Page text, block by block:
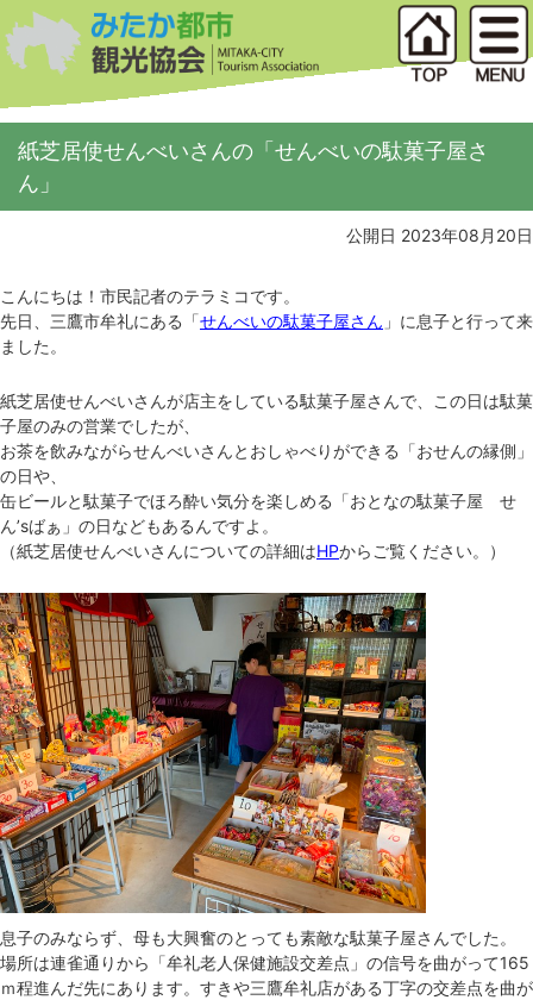
紙芝居使せんべいさんの「せんべいの駄菓子屋さ
ん」
公開日 2023年08月20日
こんにちは！市民記者のテラミコです。
先日、三鷹市牟礼にある「せんべいの駄菓子屋さん 」に息子と行って来
ました。
紙芝居使せんべいさんが店主をしている駄菓子屋さんで、この日は駄菓
子屋のみの営業でしたが、
お茶を飲みながらせんべいさんとおしゃべりができる「おせんの縁側」
の日や、
缶ビールと駄菓子でほろ酔い気分を楽しめる「おとなの駄菓子屋 せ
ん’sばぁ」の日などもあるんですよ。
（紙芝居使せんべいさんについての詳細はHPからご覧ください。）
息子のみならず、母も大興奮のとっても素敵な駄菓子屋さんでした。
場所は連雀通りから「牟礼老人保健施設交差点」の信号を曲がって165
ｍ程進んだ先にあります。すきや三鷹牟礼店がある丁字の交差点を曲が